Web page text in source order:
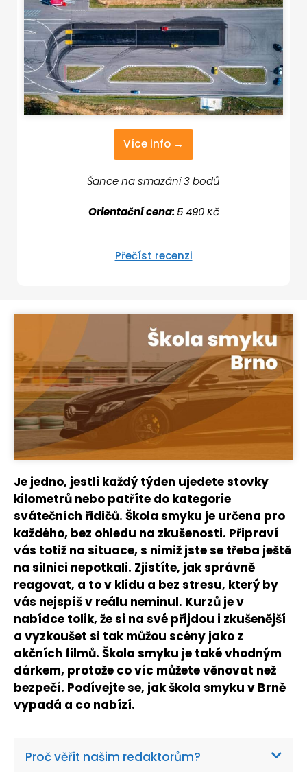
Více info →
Šance na smazání 3 bodů
Orientační cena: 5 490 Kč
Přečíst recenzi
Je jedno, jestli každý týden ujedete stovky
kilometrů nebo patříte do kategorie
svátečních řidičů. Škola smyku je určena pro
každého, bez ohledu na zkušenosti. Připraví
vás totiž na situace, s nimiž jste se třeba ještě
na silnici nepotkali. Zjistíte, jak správně
reagovat, a to v klidu a bez stresu, který by
vás nejspíš v reálu neminul. Kurzů je v
nabídce tolik, že si na své přijdou i zkušenější
a vyzkoušet si tak můžou scény jako z
akčních filmů. Škola smyku je také vhodným
dárkem, protože co víc můžete věnovat než
bezpečí. Podívejte se, jak škola smyku v Brně
vypadá a co nabízí.
Proč věřit našim redaktorům?